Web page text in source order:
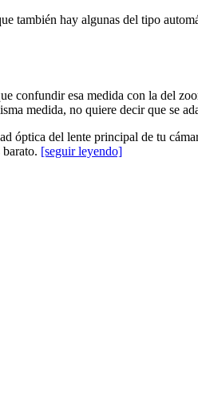
también hay algunas del tipo
esa medida con la del
medida, no quiere decir que se
óptica del lente principal de tu
[seguir leyendo]